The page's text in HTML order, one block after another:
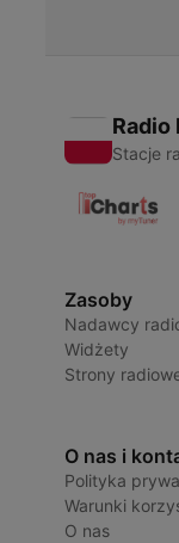
Radio
Stacje
Zasoby
Nadawcy
Widżety
Strony
O nas i
Polityka
Warunki
O nas